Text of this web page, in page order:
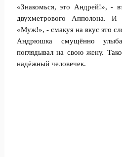
«Знакомься, это Андрей!», -
двухметрового Апполона. И
«Муж!», - смакуя на вкус это
Андрюшка смущённо
поглядывал на свою жену.
надёжный человечек.